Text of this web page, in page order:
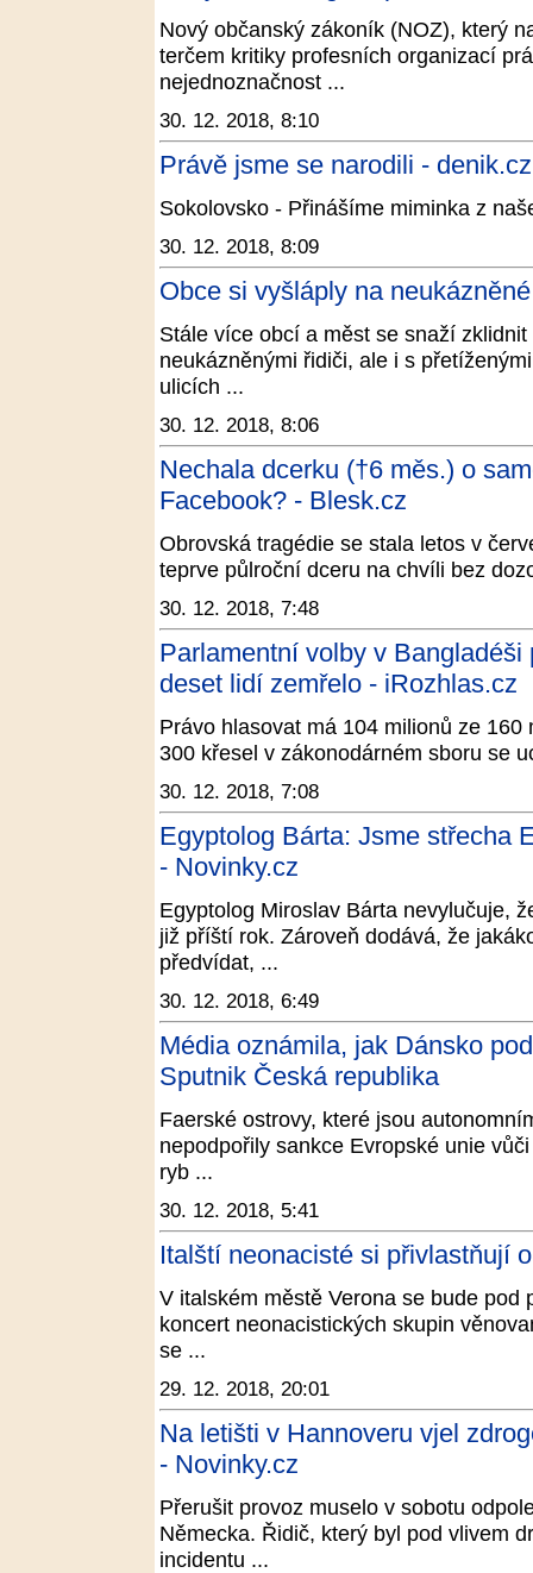
Nový občanský zákoník (NOZ), který
terčem kritiky profesních organizací
nejednoznačnost ...
30. 12. 2018, 8:10
Právě jsme se narodili - denik.cz
Sokolovsko - Přinášíme miminka z
30. 12. 2018, 8:09
Obce si vyšláply na
Stále více obcí a měst se snaží
neukázněnými řidiči, ale i s
ulicích ...
30. 12. 2018, 8:06
Nechala dcerku (†6 měs.) o
Facebook? - Blesk.cz
Obrovská tragédie se stala letos v
teprve půlroční dceru na chvíli bez
30. 12. 2018, 7:48
Parlamentní volby v
deset lidí zemřelo - iRozhlas.cz
Právo hlasovat má 104 milionů ze
300 křesel v zákonodárném sboru se
30. 12. 2018, 7:08
Egyptolog Bárta: Jsme střecha
- Novinky.cz
Egyptolog Miroslav Bárta nevylučuje,
již příští rok. Zároveň dodává, že
předvídat, ...
30. 12. 2018, 6:49
Média oznámila, jak Dánsko
Sputnik Česká republika
Faerské ostrovy, které jsou
nepodpořily sankce Evropské unie
ryb ...
30. 12. 2018, 5:41
Italští neonacisté si přivlastňují
V italském městě Verona se bude
koncert neonacistických skupin
se ...
29. 12. 2018, 20:01
Na letišti v Hannoveru vjel
- Novinky.cz
Přerušit provoz muselo v sobotu
Německa. Řidič, který byl pod vlivem
incidentu ...